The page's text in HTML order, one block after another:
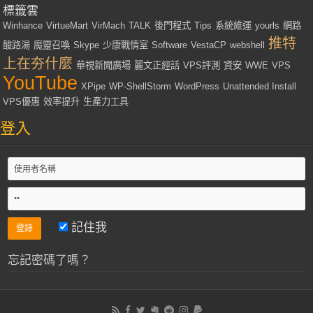
標籤雲
Winhance VirtueMart VirMach TALK 後門程式 Tips 系統維運 yourls 網路
酸路湯 魔靈召喚 Skype 少康戰情室 Software VestaCP webshell 推特
上在夯什麼 華視新聞廣場 麗文正經話 VPS評測 資安 WWE VPS
YouTube XPipe WP-ShellStorm WordPress Unattended Install
VPS優惠 效率提升 生產力工具
登入
記住我
忘記密碼了嗎？